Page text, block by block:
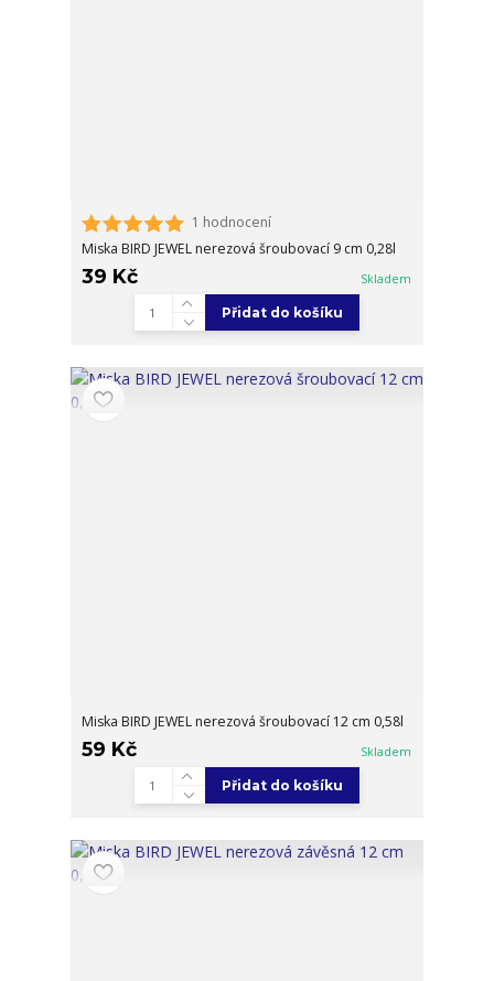
1 hodnocení
Miska BIRD JEWEL nerezová šroubovací 9 cm 0,28l
39 Kč Skladem
Přidat do košíku
Miska BIRD JEWEL nerezová šroubovací 12 cm 0,58l
59 Kč Skladem
Přidat do košíku